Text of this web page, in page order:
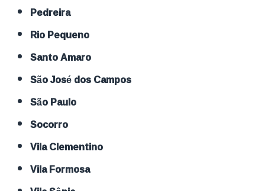
Pedreira
Rio Pequeno
Santo Amaro
São José dos Campos
São Paulo
Socorro
Vila Clementino
Vila Formosa